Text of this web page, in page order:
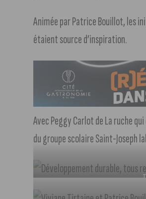
Animée par Patrice Bouillot, les
étaient source d’inspiration.
Avec Peggy Carlot de La ruche
du groupe scolaire Saint-Joseph